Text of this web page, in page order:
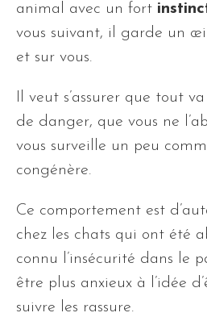
animal avec un fort
vous suivant, il garde un
et sur vous.
Il veut s’assurer que tout
de danger, que vous ne
vous surveille un peu
congénère.
Ce comportement est
chez les chats qui ont été
connu l’insécurité dans le
être plus anxieux à l’idée
suivre les rassure.